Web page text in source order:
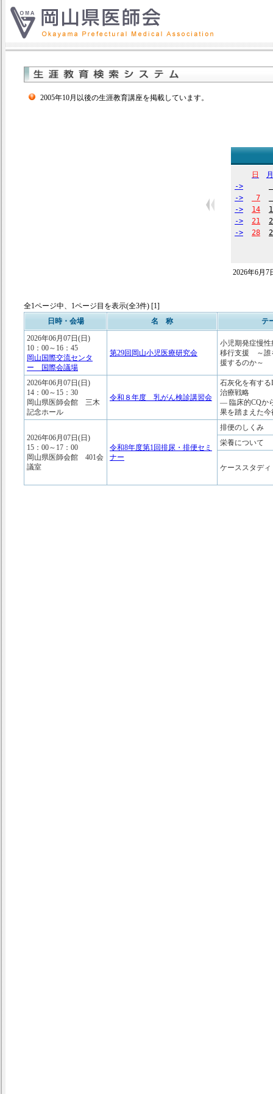
2005年10月以後の生涯教育講座を掲載しています。
日
月
->
->
7
->
14
->
21
->
28
2026年6月
全1ページ中、1ページ目を表示(全3件) [1]
日時・会場
名 称
テ
2026年06月07日(日)
10：00～16：45
岡山国際交流センタ
ー 国際会議場
第29回岡山小児医療研究会
小児期発症慢
移行支援 ～誰
援す
2026年06月07日(日)
14：00～15：30
岡山県医師会館 三木
記念ホール
令和８年度 乳がん検診講習会
石灰化を有す
治療戦略
― 臨床的CQか
果を踏まえた
2026年06月07日(日)
15：00～17：00
岡山県医師会館 401会
議室
令和8年度第1回排尿・排便セミ
ナー
排便のしくみ
栄養について
ケーススタディ